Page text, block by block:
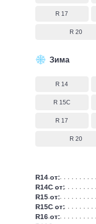
R 17
R 20
Зима
R 14
R 15C
R 17
R 20
R14 от:
R14C от:
R15 от:
R15C от:
R16 от: